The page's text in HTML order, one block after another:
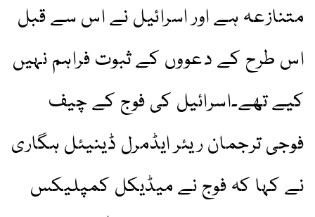
متنازعہ ہے اور اسرائیل نے اس سے قبل
اس طرح کے دعووں کے ثبوت فراہم نہیں
کیے تھے۔اسرائیل کی فوج کے چیف
فوجی ترجمان ریئر ایڈمرل ڈینیئل ہگاری
نے کہا کہ فوج نے میڈیکل کمپلیکس